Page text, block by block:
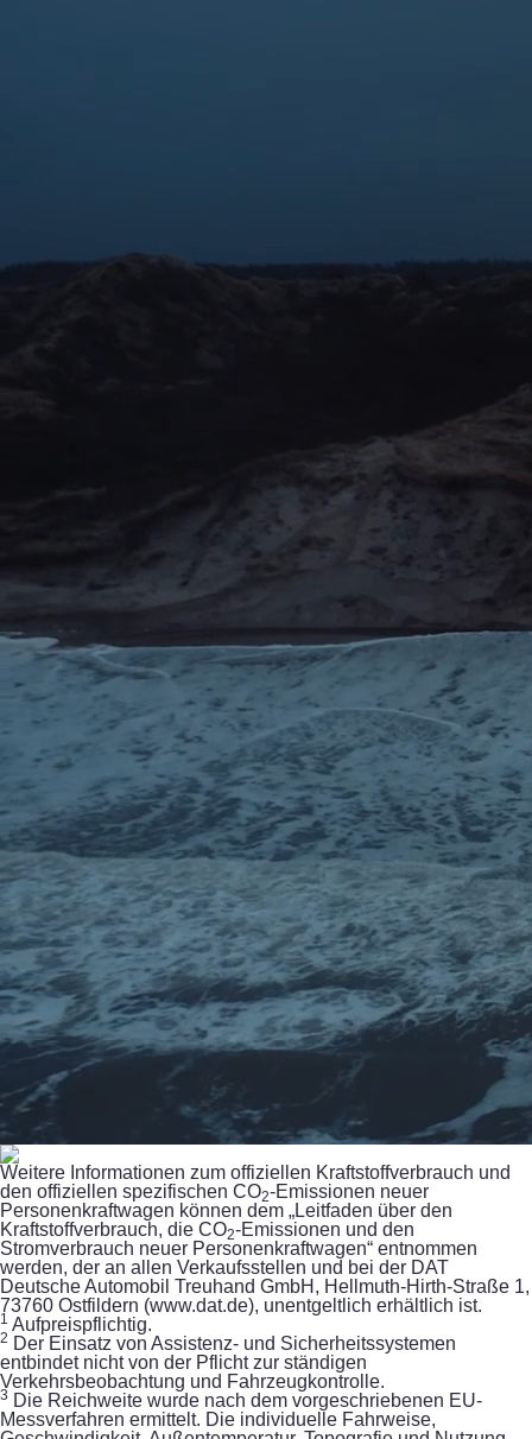
Weitere Informationen zum offiziellen Kraftstoffverbrauch und
den offiziellen spezifischen CO2-Emissionen neuer
Personenkraftwagen können dem „Leitfaden über den
Kraftstoffverbrauch, die CO2-Emissionen und den
Stromverbrauch neuer Personenkraftwagen“ entnommen
werden, der an allen Verkaufsstellen und bei der DAT
Deutsche Automobil Treuhand GmbH, Hellmuth-Hirth-Straße 1,
73760 Ostfildern (www.dat.de), unentgeltlich erhältlich ist.
1 Aufpreispflichtig.
2 Der Einsatz von Assistenz- und Sicherheitssystemen
entbindet nicht von der Pflicht zur ständigen
Verkehrsbeobachtung und Fahrzeugkontrolle.
3 Die Reichweite wurde nach dem vorgeschriebenen EU-
Messverfahren ermittelt. Die individuelle Fahrweise,